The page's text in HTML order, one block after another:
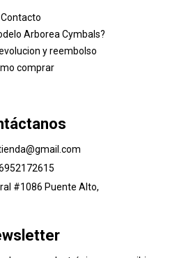
Contacto
Arborea Cymbals?
y reembolso
comprar
#1086 Puente Alto,